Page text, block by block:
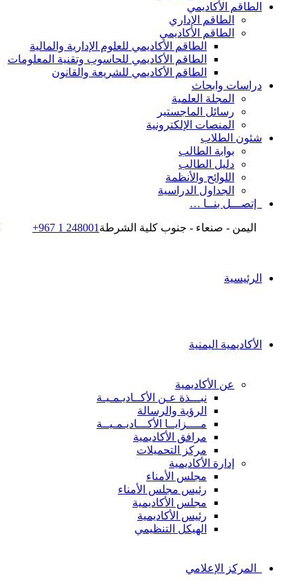
الطاقم الأكاديمي
الطاقم الإداري
الطاقم الأكاديمي
الطاقم الأكاديمي للعلوم الإدارية والمالية
الطاقم الأكاديمي للحاسوب وتقنية المعلومات
الطاقم الأكاديمي للشريعة والقانون
دراسات وابحاث
المجلة العلمية
رسائل الماجستير
المنصات الإلكترونية
شئون الطلاب
بوابة الطالب
دليل الطالب
اللوائح والأنظمة
الجداول الدراسية
إتصـــل بنــا …
اليمن - صنعاء - جنوب كلية الشرطة +967 1 248001
الرئيسية
الأكاديمية اليمنية
عن الأكاديمية
نبـــذة عـن الأكــاديـمـيـة
الرؤية والرسالة
مــــزايــا الأكـــاديـمـيــة
مرافق الأكاديمية
مركز التحميلات
إدارة الأكاديمية
مجلس الأمناء
رئيس مجلس الأمناء
مجلس الأكاديمية
رئيس الأكاديمية
الهيكل التنظيمي
المركز الإعلامي